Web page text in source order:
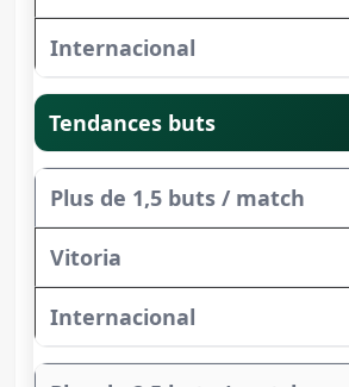
Tendances buts
Plus de 1,5 buts / match